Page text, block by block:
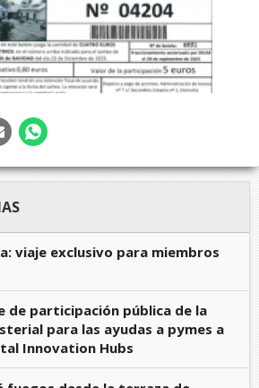
viaje exclusivo para miembros
participación pública de la
para las ayudas a pymes a
Innovation Hubs